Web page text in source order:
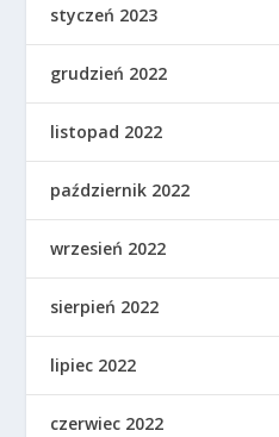
styczeń 2023
grudzień 2022
listopad 2022
październik 2022
wrzesień 2022
sierpień 2022
lipiec 2022
czerwiec 2022